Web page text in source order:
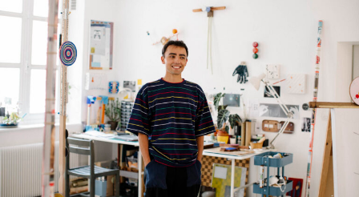
MAGAZINE
ESPACES DE PRATIQUE ARTISTIQUE ↓
Recherche
Connexion